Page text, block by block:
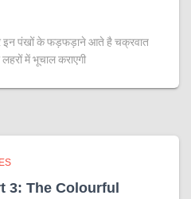
इन पंखों के फड़फड़ाने आते है चक्रवात
में भूचाल कराएगी
3: The Colourful